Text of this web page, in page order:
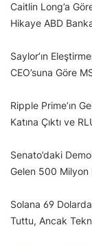
Caitlin Long’a
Hikaye ABD
Saylor’ın
CEO’suna Göre
Ripple Prime’ın
Katına Çıktı ve
Senato’daki
Gelen 500 Milyon
Solana 69
Tuttu, Ancak